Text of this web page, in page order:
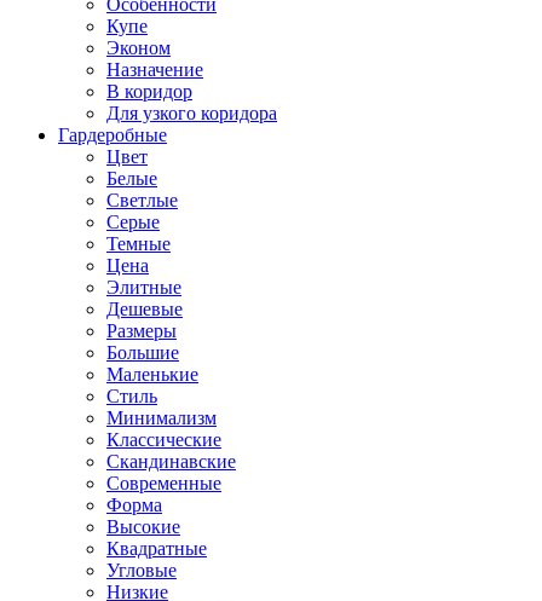
Особенности
Купе
Эконом
Назначение
В коридор
Для узкого коридора
Гардеробные
Цвет
Белые
Светлые
Серые
Темные
Цена
Элитные
Дешевые
Размеры
Большие
Маленькие
Стиль
Минимализм
Классические
Скандинавские
Современные
Форма
Высокие
Квадратные
Угловые
Низкие